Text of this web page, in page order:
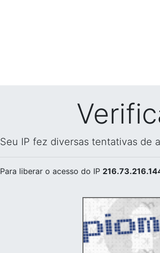
Seu IP fez diversas tentativas de
Para liberar o acesso do IP